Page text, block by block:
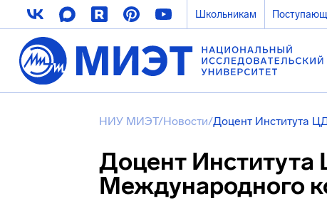
Школьникам
НИУ МИЭТ/Новости/Доцент Института
Доцент
Международного